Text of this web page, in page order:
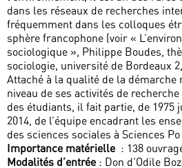
dans les réseaux de recherches
fréquemment dans les colloques
sphère francophone (voir «
sociologique », Philippe Boudes,
sociologie, université de Bordeaux
Attaché à la qualité de la démarche
niveau de ses activités de
des étudiants, il fait partie, de 1975
2014, de l’équipe encadrant les
des sciences sociales à Sciences
Importance matérielle : 138
Modalités d’entrée: Don d’Odile